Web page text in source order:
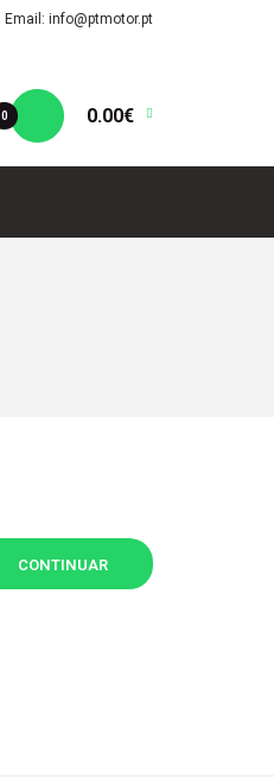
Email: info@ptmotor.pt
0 0.00€
CONTINUAR